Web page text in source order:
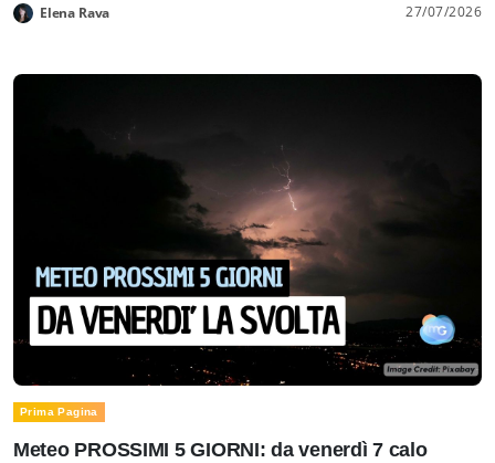
Elena Rava 27/07/2026
Prima Pagina
Meteo PROSSIMI 5 GIORNI: da venerdì 7 calo